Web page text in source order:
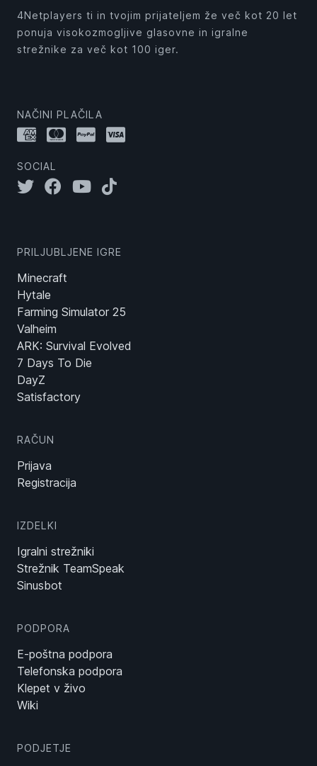
4Netplayers ti in tvojim prijateljem že več kot 20 let
ponuja visokozmogljive glasovne in igralne
strežnike za več kot 100 iger.
NAČINI PLAČILA
SOCIAL
PRILJUBLJENE IGRE
Minecraft
Hytale
Farming Simulator 25
Valheim
ARK: Survival Evolved
7 Days To Die
DayZ
Satisfactory
RAČUN
Prijava
Registracija
IZDELKI
Igralni strežniki
Strežnik TeamSpeak
Sinusbot
PODPORA
E-poštna podpora
Telefonska podpora
Klepet v živo
Wiki
PODJETJE